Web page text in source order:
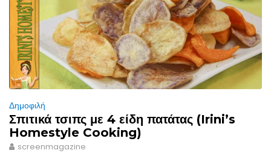
Δημοφιλή
Σπιτικά τσιπς με 4 είδη πατάτας (Irini’s
Homestyle Cooking)
screenmagazine